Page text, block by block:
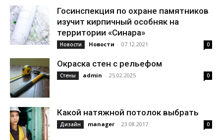
Госинспекция по охране памятников
изучит кирпичный особняк на
территории «Синара»
Новости Новости - 07.12.2021 0
Окраска стен с рельефом
Стены admin - 25.02.2025 0
Какой натяжной потолок выбрать
Дизайн manager - 23.08.2017 0